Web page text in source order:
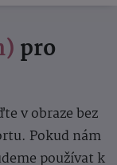
pro
v obraze bez
Pokud nám
používat k